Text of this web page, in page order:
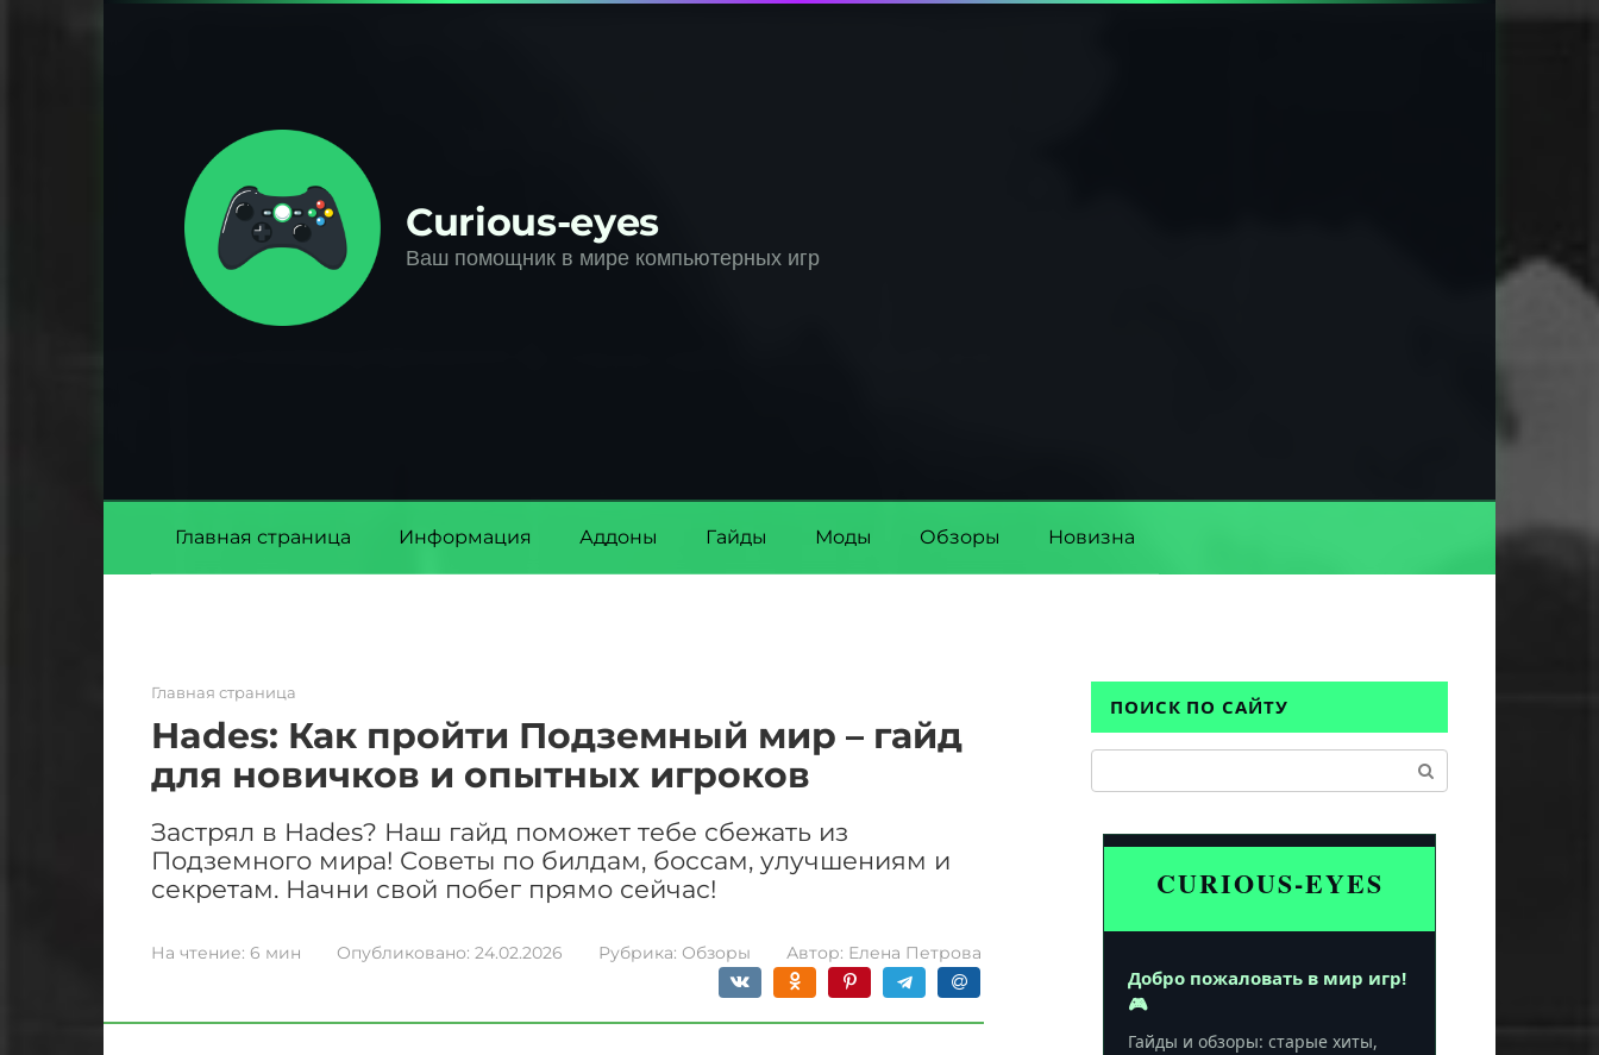
Curious-eyes
Ваш помощник в мире компьютерных игр
Главная страница Информация Аддоны Гайды Моды Обзоры Новизна
Главная страница
Hades: Как пройти Подземный мир – гайд
для новичков и опытных игроков
Застрял в Hades? Наш гайд поможет тебе сбежать из
Подземного мира! Советы по билдам, боссам, улучшениям и
секретам. Начни свой побег прямо сейчас!
На чтение: 6 мин Опубликовано: 24.02.2026 Рубрика: Обзоры Автор: Елена Петрова
ПОИСК ПО САЙТУ
CURIOUS-EYES
Добро пожаловать в мир игр!
🎮
Гайды и обзоры: старые хиты,